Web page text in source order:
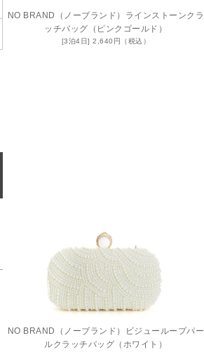
NO BRAND（ノーブランド）ラインストーンクラ
ッチバッグ（ピンクゴールド）
2,640円（税込）
NO BRAND（ノーブランド）ビジューループパー
ルクラッチバッグ（ホワイト）